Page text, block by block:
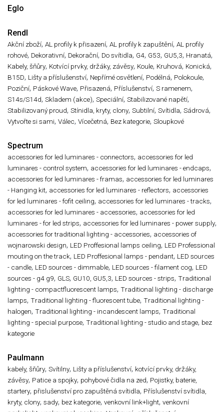
Eglo
Rendl
Akční zboží, AL profily k přisazení, AL profily k zapuštění, AL profily
rohové, Dekorativní, Dekorační, Do svítidla, G4, G53, GU5,3, Hranatá,
Kabely, šňůry, Kotvící prvky, držáky, závěsy, Koule, Kruhová, Konická,
B15D, Lišty a příslušenství, Nepřímé osvětlení, Podélná, Polokoule,
Poziční, Páskové Wave, Přisazená, Příslušenství, S ramenem,
S14s/S14d, Skladem (akce), Speciální, Stabilizované napětí,
Stabilizovaný proud, Stínidla, kryty, clony, Subtilní, Svítidla, Sádrová,
Vytvořte si sami, Válec, Vícečetná, Bez kategorie, Sloupkové
Spectrum
accessories for led luminares - connectors, accessories for led
luminares - control system, accessories for led luminares - endcaps,
accessories for led luminares - framas, accessories for led luminares
- Hanging kit, accessories for led luminares - reflectors, accessories
for led luminares - fofit ceiling, accessories for led luminares - tracks,
accessories for led luminares - accessories, accessories for led
luminares - for led strips, accessories for led luminares - power supply,
accessories for traditional lighting - accessories, accessories of
wojnarowski design, LED Proffesional lamps ceiling, LED Professional
mouting on the track, LED Proffesional lamps - pendant, LED sources
- candle, LED sources - dimmable, LED sources - filament cog, LED
sources - g4 g9, GLS, GU10, GU5,3, LED sources - strips, Traditional
lighting - compactfluorescent lamps, Traditional lighting - discharge
lamps, Traditional lighting - fluorescent tube, Traditional lighting -
halogen, Traditional lighting - incandescent lamps, Traditional
lighting - special purpose, Traditional lighting - studio and stage, bez
kategorie
Paulmann
kabely, šňůry, Svítilny, Lišty a příslušenství, kotvící prvky, držáky,
závěsy, Patice a spojky, pohybové čidla na zed, Pojistky, baterie,
startery, přislušenství pro zapuštěná svítidla, Příslušenství svítidla,
kryty, clony, sady, bez kategorie, venkovní link+light, venkovní